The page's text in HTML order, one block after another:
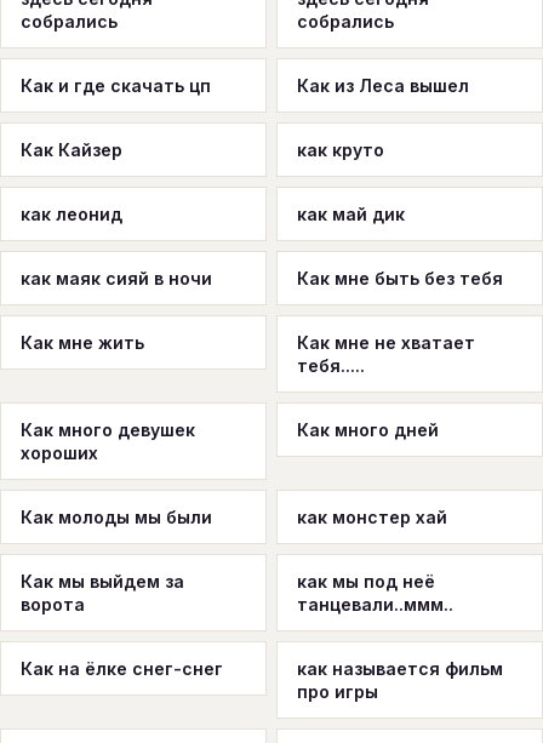
собрались
собрались
Как и где скачать цп Как из Леса вышел
Как Кайзер как круто
как леонид как май дик
как маяк сияй в ночи Как мне быть без тебя
Как мне жить
Как мне не хватает
тебя.....
Как много девушек
хороших
Как много дней
Как молоды мы были как монстер хай
Как мы выйдем за
ворота
как мы под неё
танцевали..ммм..
Как на ёлке снег-снег
как называется фильм
про игры